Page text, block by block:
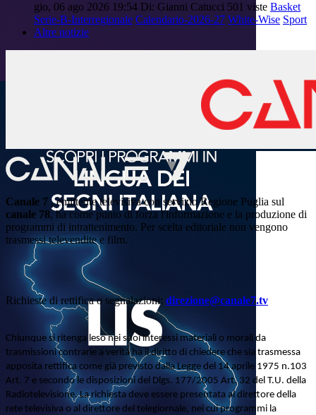
gio, 06 ago 2026 19:54 Di: Gianni Catucci 501 viste Basket
Serie-B-Interregionale Calendario-2026-27 White-Wise Sport
Altre notizie
Canale 7 , emittente televisiva con servizio Regione Puglia sul
canale 78, ha come punto di forza l'informazione e la produzione di
programmi di intrattenimento. Per scelta editoriale non vengono
trasmessi televendite e film.
Richieste di rettifica o segnalazioni: direzione@canale7.tv
Chiunque si ritenga leso nei suoi interessi materiali o morali da
trasmissioni contrarie a verità ha il diritto di chiedere che sia trasmessa
apposita rettifica come già previsto dalla Legge del 14 aprile 1975 n.103
Art. 7 e secondo le disposizioni del Dlgs. 177/2005 Art. 32 del T.U. della
Radiotelevisione. La richiesta deve essere presentata al direttore della
rete televisiva o al direttore del telegiornale, nei cui programmi la